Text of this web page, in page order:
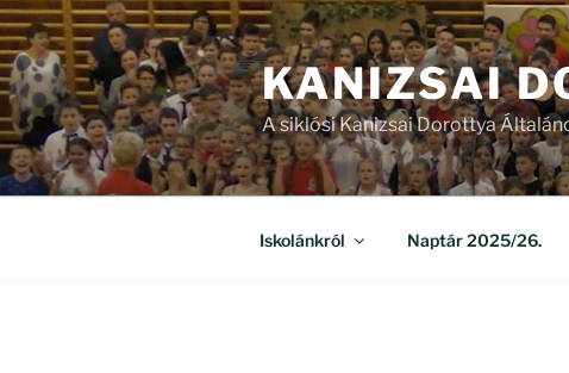
Tartalomhoz
KANIZSAI
A siklósi Kanizsai Dorottya
Iskolánkról Naptár 2025/26.